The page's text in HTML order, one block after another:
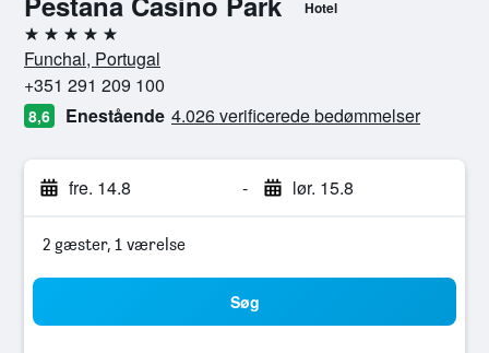
Hotel
5 stjerner
Funchal, Portugal
+351 291 209 100
8,6 Enestående 4.026 verificerede bedømmelser
fre. 14.8 - lør. 15.8
2 gæster, 1 værelse
Søg